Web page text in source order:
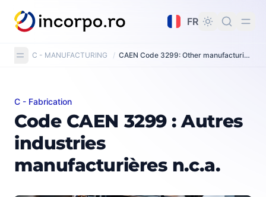
principal
FR
C - MANUFACTURING / CAEN Code 3299: Other manufacturing n.e.c.
Code CAEN 3299 : Autres industries manufacturières
C - Fabrication
Code CAEN 3299 : Autres
industries
manufacturières n.c.a.